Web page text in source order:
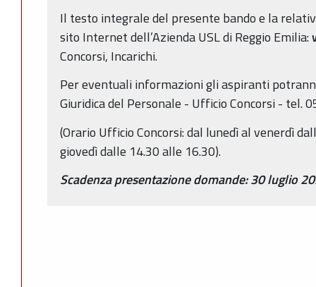
Il testo integrale del presente bando e la
sito Internet dell’Azienda USL di Reggio Emilia:
Concorsi, Incarichi.
Per eventuali informazioni gli aspiranti
Giuridica del Personale - Ufficio Concorsi - tel.
(Orario Ufficio Concorsi: dal lunedì al venerdì
giovedì dalle 14.30 alle 16.30).
Scadenza presentazione domande: 30 luglio